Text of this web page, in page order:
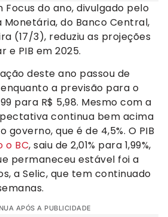
Focus do ano, divulgado pelo
do Banco Central,
(17/3), reduziu as projeções
e PIB em 2025.
deste ano passou de
enquanto a previsão para o
para R$ 5,98. Mesmo com a
continua bem acima
que é de 4,5%. O PIB
o BC, saiu de 2,01% para 1,99%,
permaneceu estável foi a
a Selic, que tem continuado
APÓS A PUBLICIDADE